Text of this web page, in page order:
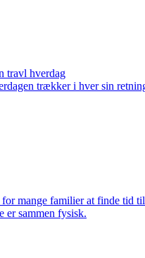
travl hverdag
trækker i hver sin
mange familier at finde
er sammen fysisk.